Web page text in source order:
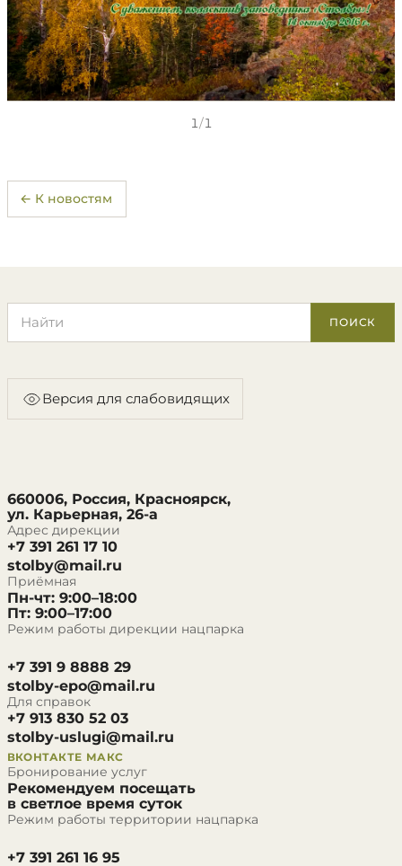
1/1
← К новостям
ПОИСК
Версия для слабовидящих
660006, Россия, Красноярск,
ул. Карьерная, 26-а
Адрес дирекции
+7 391 261 17 10
stolby@mail.ru
Приёмная
Пн-чт: 9:00–18:00
Пт: 9:00–17:00
Режим работы дирекции нацпарка
+7 391 9 8888 29
stolby-epo@mail.ru
Для справок
+7 913 830 52 03
stolby-uslugi@mail.ru
ВКОНТАКТЕ МАКС
Бронирование услуг
Рекомендуем посещать
в светлое время суток
Режим работы территории нацпарка
+7 391 261 16 95